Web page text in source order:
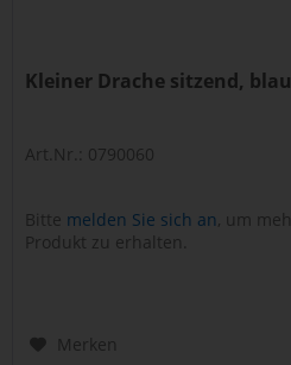
Kleiner Drache sitzend,
Art.Nr.: 0790060
Bitte melden Sie sich an, um
Produkt zu erhalten.
Merken